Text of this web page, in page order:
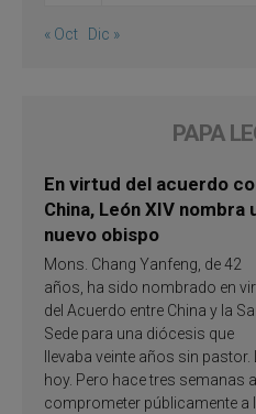
« Oct Dic »
PAPA
En virtud del acuerdo
China, León XIV nombra
nuevo obispo
Mons. Chang Yanfeng, de 42
años, ha sido nombrado en
del Acuerdo entre China y la
Sede para una diócesis que
llevaba veinte años sin
hoy. Pero hace tres semanas
comprometer públicamente a